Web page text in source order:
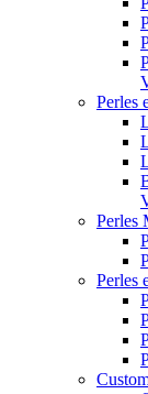
Perles
Perles
Perles